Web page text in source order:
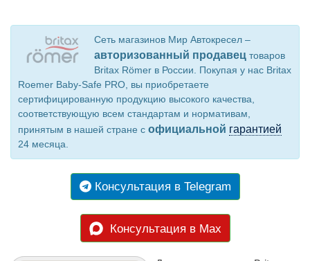
Сеть магазинов Мир Автокресел –
авторизованный продавец товаров
Britax Römer в России. Покупая у нас Britax
Roemer Baby-Safe PRO, вы приобретаете
сертифицированную продукцию высокого качества,
соответствующую всем стандартам и нормативам,
принятым в нашей стране с официальной гарантией
24 месяца.
Консультация в Telegram
Консультация в Max